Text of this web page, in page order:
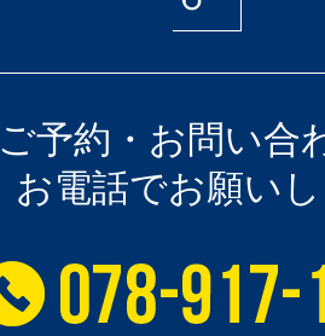
ご予約・お問い合
お電話でお願い